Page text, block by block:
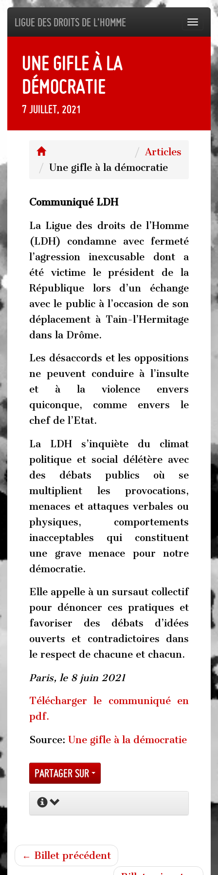
Ligue des droits de l'Homme
Une gifle à la
démocratie
7 juillet, 2021
Articles
Une gifle à la démocratie
Communiqué LDH
La Ligue des droits de l’Homme
(LDH) condamne avec fermeté
l’agression inexcusable dont a
été victime le président de la
République lors d’un échange
avec le public à l’occasion de son
déplacement à Tain-l’Hermitage
dans la Drôme.
Les désaccords et les oppositions
ne peuvent conduire à l’insulte
et à la violence envers
quiconque, comme envers le
chef de l’Etat.
La LDH s’inquiète du climat
politique et social délétère avec
des débats publics où se
multiplient les provocations,
menaces et attaques verbales ou
physiques, comportements
inacceptables qui constituent
une grave menace pour notre
démocratie.
Elle appelle à un sursaut collectif
pour dénoncer ces pratiques et
favoriser des débats d’idées
ouverts et contradictoires dans
le respect de chacune et chacun.
Paris, le 8 juin 2021
Télécharger le communiqué en
pdf.
Source: Une gifle à la démocratie
Partager sur
← Billet précédent